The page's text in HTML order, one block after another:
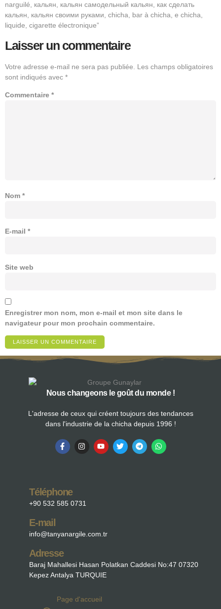
narguilé, кальян, кальян самодельный кальян, как сделать
кальян, кальян своими руками, chicha, bar à chicha, e chicha,
liquide, cigarette électronique”
Laisser un commentaire
Votre adresse e-mail ne sera pas publiée.
Les champs obligatoires
sont indiqués avec *
Commentaire *
Nom *
E-mail *
Site web
Enregistrer mon nom, mon e-mail et mon site dans le
navigateur pour mon prochain commentaire.
Nous changeons le goût du monde !
L'adresse de ceux qui créent toujours des tendances
dans l'industrie de la chicha depuis 1996 !
Téléphone
+90 532 585 0731
E-mail
info@tanyanargile.com.tr
Adresse
Baraj Mahallesi Hasan Polatkan Caddesi No:47 07320
Kepez Antalya TURQUIE
Page d'accueil